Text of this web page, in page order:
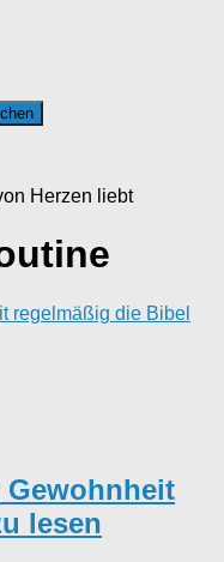
Herzen liebt
lesen